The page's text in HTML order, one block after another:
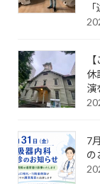
休
演
7
の